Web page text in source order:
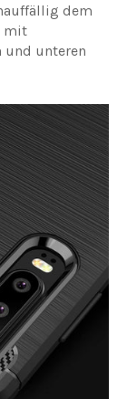
dem
mit
und unteren